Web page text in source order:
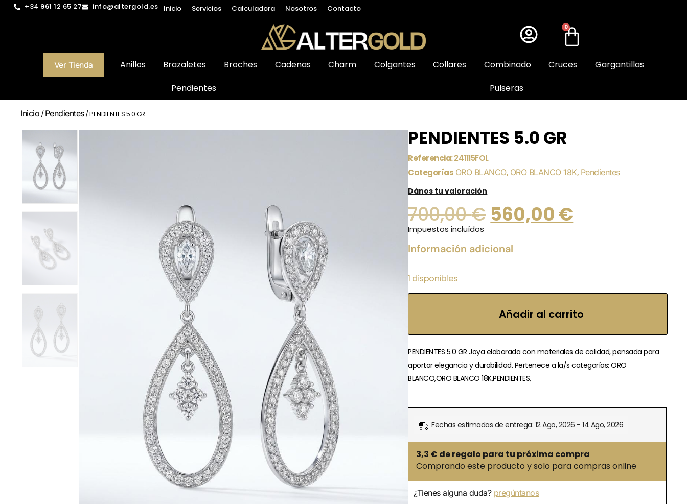
+34 961 12 65 27 info@altergold.es Inicio Servicios Calculadora Nosotros Contacto
0
Ver Tienda Anillos Brazaletes Broches Cadenas Charm Colgantes Collares Combinado Cruces
Gargantillas
Pendientes
Pulseras
Inicio /Pendientes/ PENDIENTES 5.0 GR
PENDIENTES 5.0 GR
Referencia:241115FOL
Categorías ORO BLANCO, ORO BLANCO 18K, Pendientes
Dános tu valoración
700,00€ 560,00 €
Impuestos incluídos
Información adicional
1 disponibles
Añadir al carrito
PENDIENTES 5.0 GR Joya elaborada con materiales de calidad, pensada para
aportar elegancia y durabilidad. Pertenece a la/s categorías: ORO
BLANCO,ORO BLANCO 18K,PENDIENTES,
Fechas estimadas de entrega: 12 Ago, 2026 - 14 Ago, 2026
3,3 € de regalo para tu próxima compra
Comprando este producto y solo para compras online
¿Tienes alguna duda? pregúntanos